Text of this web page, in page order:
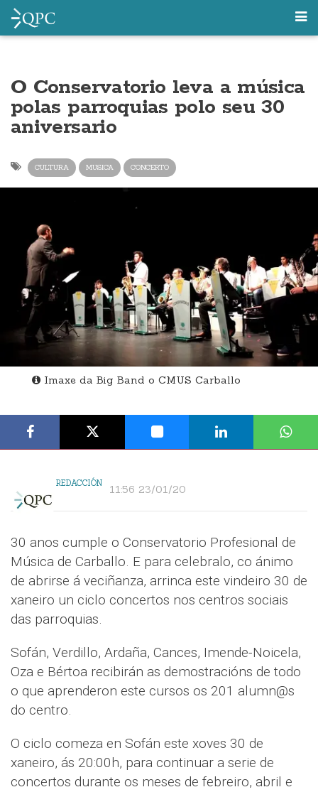
O Conservatorio leva a música
polas parroquias polo seu 30
aniversario
CULTURA MUSICA CONCERTO
Imaxe da Big Band o CMUS Carballo
REDACCIÓN 11:56 23/01/20
30 anos cumple o Conservatorio Profesional de
Música de Carballo. E para celebralo, co ánimo
de abrirse á veciñanza, arrinca este vindeiro 30 de
xaneiro un ciclo concertos nos centros sociais
das parroquias.
Sofán, Verdillo, Ardaña, Cances, Imende-Noicela,
Oza e Bértoa recibirán as demostracións de todo
o que aprenderon este cursos os 201 alumn@s
do centro.
O ciclo comeza en Sofán este xoves 30 de
xaneiro, ás 20:00h, para continuar a serie de
concertos durante os meses de febreiro, abril e